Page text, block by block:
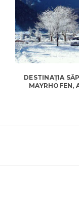
DESTINAȚIA
MAYRHOFEN,